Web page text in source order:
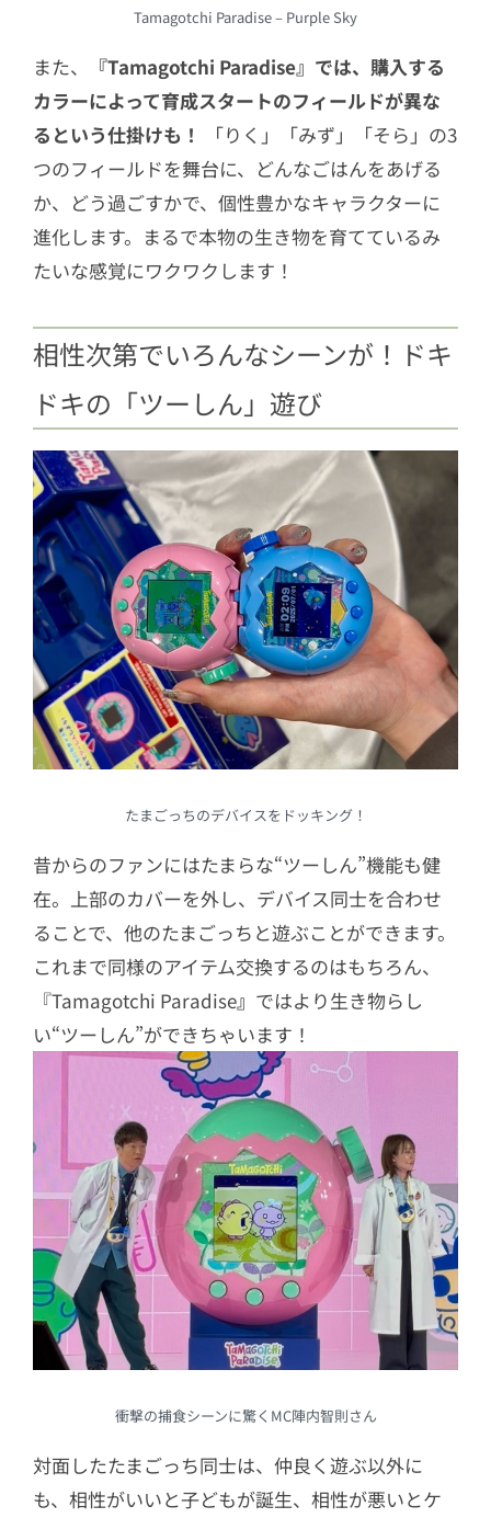
Tamagotchi Paradise – Purple Sky
また、
『Tamagotchi Paradise』では、購入する
カラーによって育成スタートのフィールドが異な
るという仕掛けも！
「りく」「みず」「そら」の3
つのフィールドを舞台に、どんなごはんをあげる
か、どう過ごすかで、個性豊かなキャラクターに
進化します。まるで本物の生き物を育てているみ
たいな感覚にワクワクします！
相性次第でいろんなシーンが！ドキ
ドキの「ツーしん」遊び
たまごっちのデバイスをドッキング！
昔からのファンにはたまらな“ツーしん”機能も健
在。上部のカバーを外し、デバイス同士を合わせ
ることで、他のたまごっちと遊ぶことができます。
これまで同様のアイテム交換するのはもちろん、
『Tamagotchi Paradise』 ではより生き物らし
い“ツーしん”ができちゃいます！
衝撃の捕食シーンに驚くMC陣内智則さん
対面したたまごっち同士は、仲良く遊ぶ以外に
も、相性がいいと子どもが誕生、相性が悪いとケ